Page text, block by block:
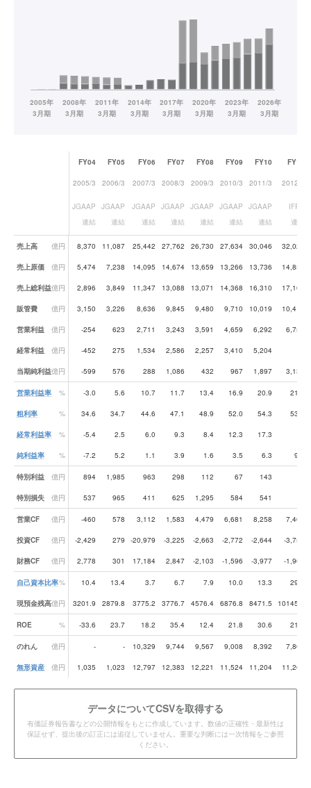
業績データ一覧
FY04 FY05 FY06 FY07 FY08 FY09 FY10 FY11
2005/3 2006/3 2007/3 2008/3 2009/3 2010/3 2011/3 2012/3
JGAAP
連結
JGAAP
連結
JGAAP
連結
JGAAP
連結
JGAAP
連結
JGAAP
連結
JGAAP
連結
IFRS
連結
売上高 億円 8,370 11,087 25,442 27,762 26,730 27,634 30,046 32,024
売上原価 億円 5,474 7,238 14,095 14,674 13,659 13,266 13,736 14,858
売上総利益億円 2,896 3,849 11,347 13,088 13,071 14,368 16,310 17,167
販管費 億円 3,150 3,226 8,636 9,845 9,480 9,710 10,019 10,414
営業利益 億円 -254 623 2,711 3,243 3,591 4,659 6,292 6,753
経常利益 億円 -452 275 1,534 2,586 2,257 3,410 5,204
当期純利益億円 -599 576 288 1,086 432 967 1,897 3,138
営業利益率 % -3.0 5.6 10.7 11.7 13.4 16.9 20.9 21.1
粗利率 % 34.6 34.7 44.6 47.1 48.9 52.0 54.3 53.6
経常利益率 % -5.4 2.5 6.0 9.3 8.4 12.3 17.3
純利益率 % -7.2 5.2 1.1 3.9 1.6 3.5 6.3 9.8
特別利益 億円 894 1,985 963 298 112 67 143
特別損失 億円 537 965 411 625 1,295 584 541
営業CF 億円 -460 578 3,112 1,583 4,479 6,681 8,258 7,402
投資CF 億円 -2,429 279 -20,979 -3,225 -2,663 -2,772 -2,644 -3,757
財務CF 億円 2,778 301 17,184 2,847 -2,103 -1,596 -3,977 -1,967
自己資本比率% 10.4 13.4 3.7 6.7 7.9 10.0 13.3 29.3
現預金残高億円 3201.9 2879.8 3775.2 3776.7 4576.4 6876.8 8471.5 10145.6
ROE % -33.6 23.7 18.2 35.4 12.4 21.8 30.6 21.9
のれん 億円 - - 10,329 9,744 9,567 9,008 8,392 7,802
無形資産 億円 1,035 1,023 12,797 12,383 12,221 11,524 11,204 11,265
データについてCSVを取得する
有価証券報告書などの公開情報をもとに作成しています。数値の正確性・最新性は
保証せず、提出後の訂正には追従していません。重要な判断には一次情報をご参照
ください。